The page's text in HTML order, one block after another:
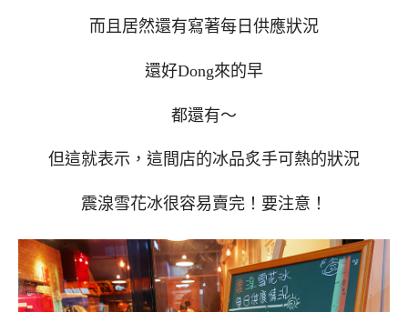
而且居然還有寫著每日供應狀況
還好Dong來的早
都還有～
但這就表示，這間店的冰品炙手可熱的狀況
震湶雪花冰很容易賣完！要注意！